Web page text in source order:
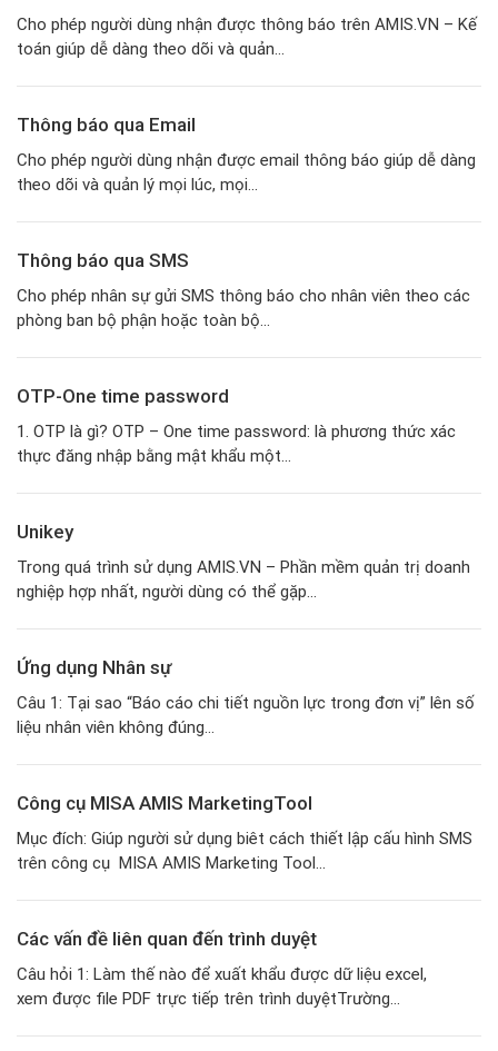
Cho phép người dùng nhận được thông báo trên AMIS.VN – Kế
toán giúp dễ dàng theo dõi và quản...
Thông báo qua Email
Cho phép người dùng nhận được email thông báo giúp dễ dàng
theo dõi và quản lý mọi lúc, mọi...
Thông báo qua SMS
Cho phép nhân sự gửi SMS thông báo cho nhân viên theo các
phòng ban bộ phận hoặc toàn bộ...
OTP-One time password
1. OTP là gì? OTP – One time password: là phương thức xác
thực đăng nhập bằng mật khẩu một...
Unikey
Trong quá trình sử dụng AMIS.VN – Phần mềm quản trị doanh
nghiệp hợp nhất, người dùng có thể gặp...
Ứng dụng Nhân sự
Câu 1: Tại sao “Báo cáo chi tiết nguồn lực trong đơn vị” lên số
liệu nhân viên không đúng...
Công cụ MISA AMIS MarketingTool
Mục đích: Giúp người sử dụng biêt cách thiết lập cấu hình SMS
trên công cụ MISA AMIS Marketing Tool...
Các vấn đề liên quan đến trình duyệt
Câu hỏi 1: Làm thế nào để xuất khẩu được dữ liệu excel,
xem được file PDF trực tiếp trên trình duyệtTrường...